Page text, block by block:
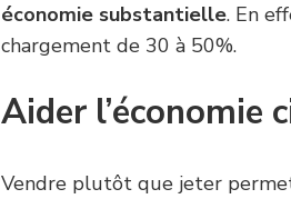
économie substantielle. En
chargement de 30 à 50%.
Aider l’économie
Vendre plutôt que jeter